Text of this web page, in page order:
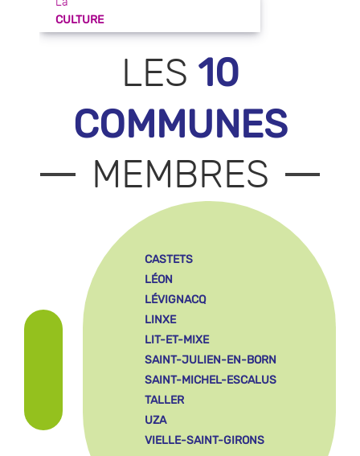
La
CULTURE
LES 10
COMMUNES
MEMBRES
CASTETS
LÉON
LÉVIGNACQ
LINXE
LIT-ET-MIXE
SAINT-JULIEN-EN-BORN
SAINT-MICHEL-ESCALUS
TALLER
UZA
VIELLE-SAINT-GIRONS